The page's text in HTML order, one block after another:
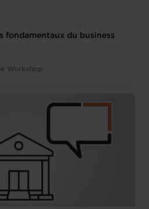
fondamentaux du business
Workshop